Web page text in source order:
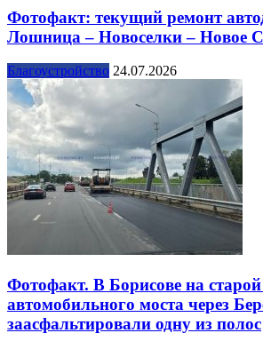
Фотофакт: текущий ремонт
Лошница – Новоселки – Новое
Благоустройство 24.07.2026
Фотофакт. В Борисове на старой
автомобильного моста через
заасфальтировали одну из полос